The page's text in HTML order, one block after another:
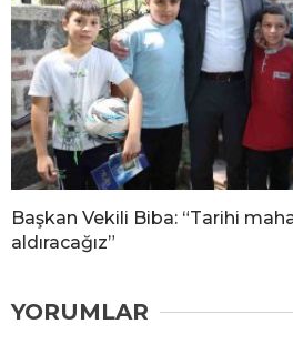
Başkan Vekili Biba: “Tarihi
aldıracağız”
YORUMLAR